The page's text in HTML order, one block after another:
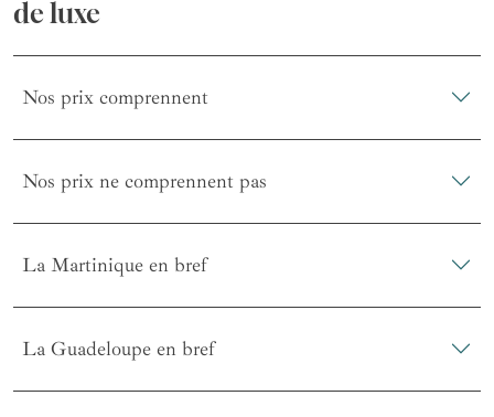
de luxe
Nos prix comprennent
Nos prix ne comprennent pas
La Martinique en bref
La Guadeloupe en bref